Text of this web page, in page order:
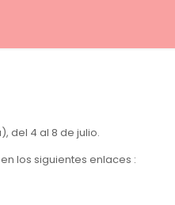
del 4 al 8 de julio.
los siguientes enlaces :